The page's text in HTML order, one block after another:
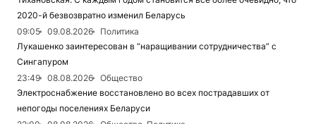
2020-й безвозвратно изменил Беларусь
09:05
09.08.2026
Политика
Лукашенко заинтересован в “наращивании сотрудничества” с
Сингапуром
23:49
08.08.2026
Общество
Электроснабжение восстановлено во всех пострадавших от
непогоды поселениях Беларуси